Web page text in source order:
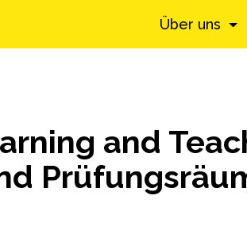
Über uns
and